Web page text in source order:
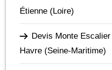
Étienne (Loire)
Devis Monte
Havre (Seine-Maritime)